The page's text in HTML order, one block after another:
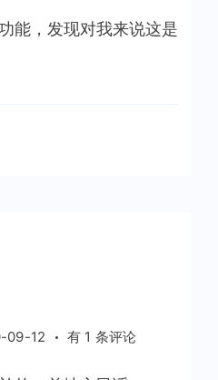
能，发现对我来说这是
09-12
甩
有 1 条评论